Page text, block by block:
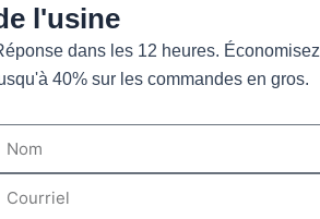
l'usine
dans les 12 heures. Économisez
40% sur les commandes en gros.